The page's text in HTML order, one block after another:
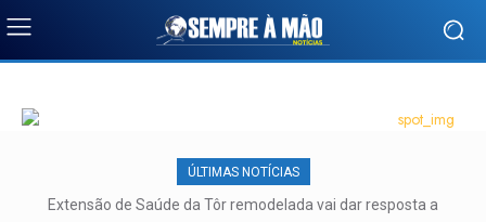
ÚLTIMAS NOTÍCIAS
Extensão de Saúde da Tôr remodelada vai dar resposta a